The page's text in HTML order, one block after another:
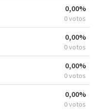
0,00%
0 votos
0,00%
0 votos
0,00%
0 votos
0,00%
0 votos